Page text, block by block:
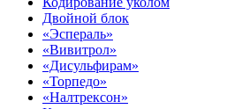
Двойной блок
«Эспераль»
«Вивитрол»
«Дисульфирам»
«Торпедо»
«Налтрексон»